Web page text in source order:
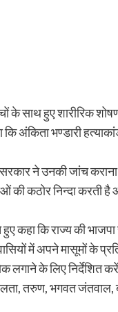
के साथ हुए शारीरिक
अंकिता भण्डारी
सरकार ने उनकी जांच
की कठोर निन्दा करती है
हुए कहा कि राज्य की
में अपने मासूमों के
के लिए निर्देशित करें।
तरुण, भगवत जंतवाल,